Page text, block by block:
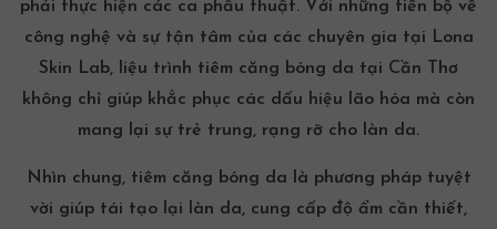
phải thực hiện các ca phẫu thuật. Với những tiến bộ về
công nghệ và sự tận tâm của các chuyên gia tại Lona
Skin Lab, liệu trình tiêm căng bóng da tại Cần Thơ
không chỉ giúp khắc phục các dấu hiệu lão hóa mà còn
mang lại sự trẻ trung, rạng rỡ cho làn da.
Nhìn chung, tiêm căng bóng da là phương pháp tuyệt
vời giúp tái tạo lại làn da, cung cấp độ ẩm cần thiết,